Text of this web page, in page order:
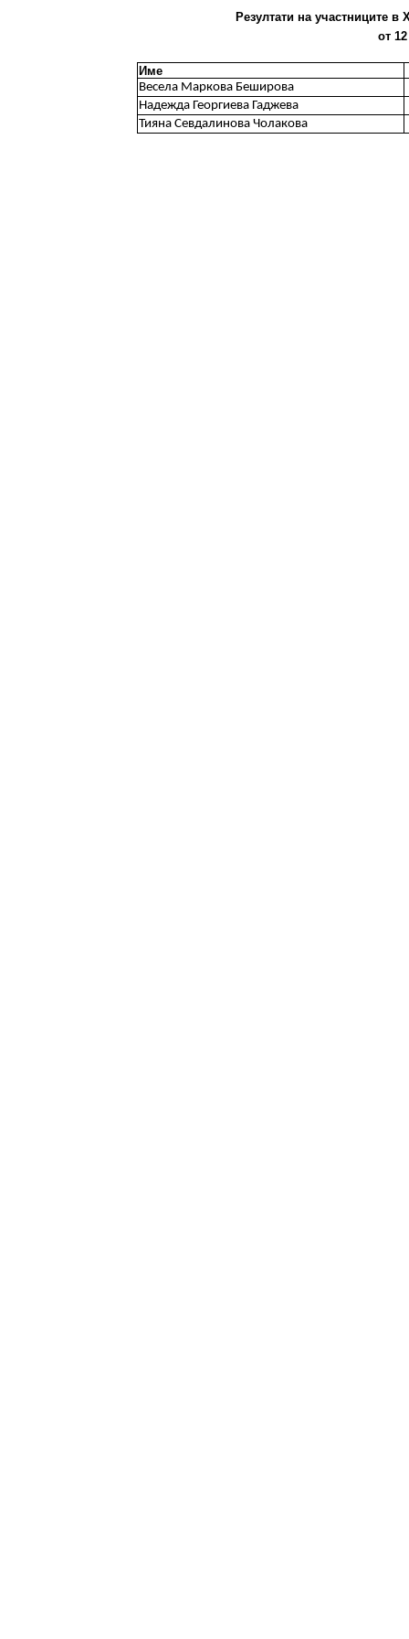
Резултати на участниците
от
Име
Весела Маркова Беширова
Надежда Георгиева Гаджева
Тияна Севдалинова Чолакова